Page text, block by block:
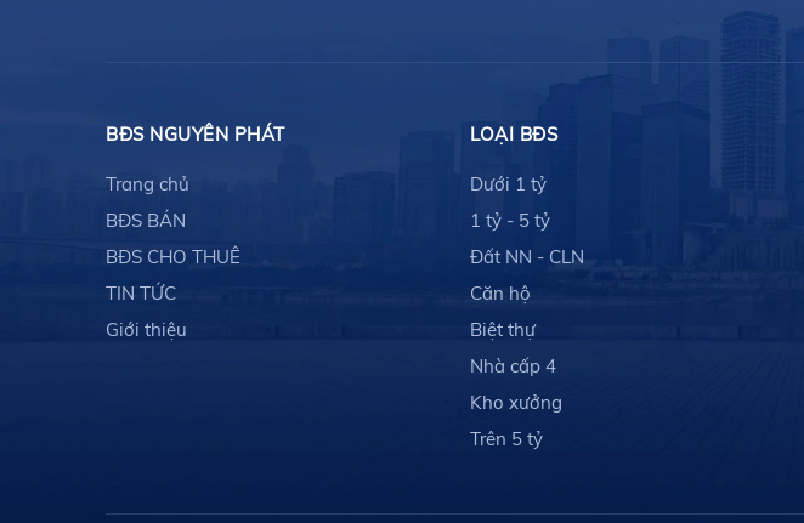
BĐS NGUYÊN PHÁT
Trang chủ
BĐS BÁN
BĐS CHO THUÊ
TIN TỨC
Giới thiệu
LOẠI BĐS
Dưới 1 tỷ
1 tỷ - 5 tỷ
Đất NN - CLN
Căn hộ
Biệt thự
Nhà cấp 4
Kho xưởng
Trên 5 tỷ